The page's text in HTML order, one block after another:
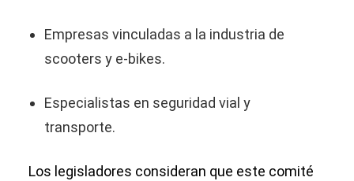
Empresas vinculadas a la industria de
scooters y e-bikes.
Especialistas en seguridad vial y
transporte.
Los legisladores consideran que este comité